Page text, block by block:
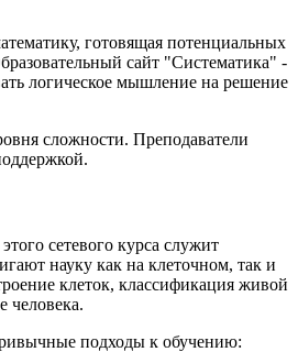
готовящая потенциальных
сайт "Систематика" -
логическое мышление на решение
сложности. Преподаватели
сетевого курса служит
науку как на клеточном, так и
клеток, классификация живой
человека.
подходы к обучению: